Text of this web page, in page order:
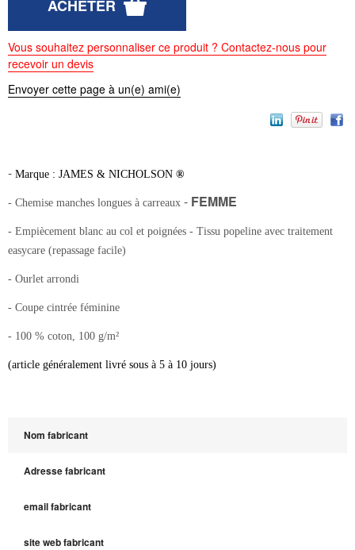
Vous souhaitez personnaliser ce produit ? Contactez-nous pour
recevoir un devis
Envoyer cette page à un(e) ami(e)
- Marque : JAMES & NICHOLSON ®
- Chemise manches longues à carreaux - FEMME
- Empiècement blanc au col et poignées - Tissu popeline avec traitement
easycare (repassage facile)
- Ourlet arrondi
- Coupe cintrée féminine
- 100 % coton, 100 g/m²
(article généralement livré sous à 5 à 10 jours)
Nom fabricant
Adresse fabricant
email fabricant
site web fabricant